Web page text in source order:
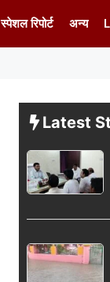
स्पेशल रिपोर्ट अन्य
Latest